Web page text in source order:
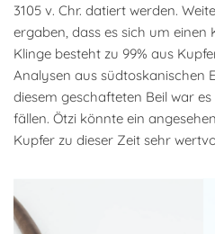
3105 v. Chr. datiert werden.
ergaben, dass es sich um einen
Klinge besteht zu 99% aus
Analysen aus südtoskanischen
diesem geschafteten Beil war
fällen. Ötzi könnte ein
Kupfer zu dieser Zeit sehr